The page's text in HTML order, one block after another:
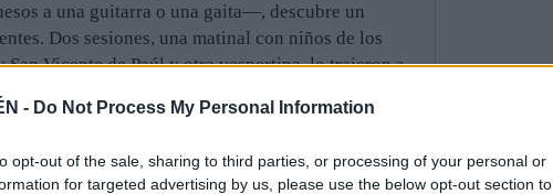
- Do Not Process My Personal Information
opt-out of the sale, sharing to third parties, or processing of your personal or
for targeted advertising by us, please use the below opt-out section to
a una guitarra o una gaita—, descubre un
Dos sesiones, una matinal con niños de los
San Vicente de Paúl y otra vespertina, lo trajeron a
A él y a su particular museo de la
de madera, una pajita de centeno a un oboe.
ibéricos, procedentes de toda la península y